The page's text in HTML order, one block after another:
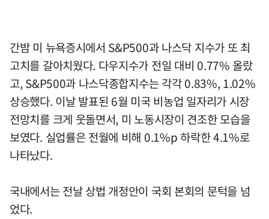
간밤 미 뉴욕증시에서 S&P500과 나스닥 지수가 또 최
고치를 갈아치웠다. 다우지수가 전일 대비 0.77% 올랐
고, S&P500과 나스닥종합지수는 각각 0.83%, 1.02%
상승했다. 이날 발표된 6월 미국 비농업 일자리가 시장
전망치를 크게 웃돌면서, 미 노동시장이 견조한 모습을
보였다. 실업률은 전월에 비해 0.1%p 하락한 4.1%로
나타났다.
국내에서는 전날 상법 개정안이 국회 본회의 문턱을 넘
었다.